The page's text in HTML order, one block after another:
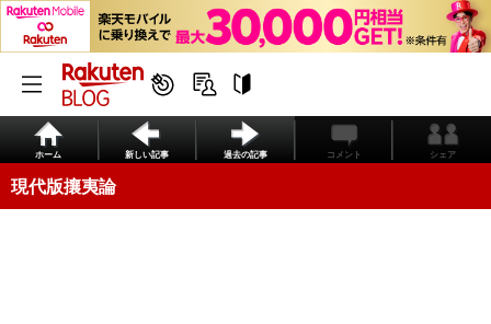
ホーム 新しい記事 過去の記事 コメント シェア
現代版攘夷論